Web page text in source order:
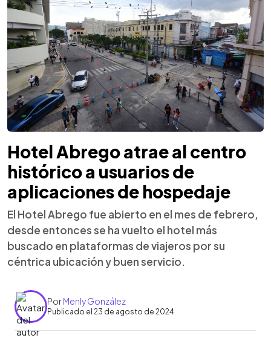
Hotel Abrego atrae al centro
histórico a usuarios de
aplicaciones de hospedaje
El Hotel Abrego fue abierto en el mes de febrero,
desde entonces se ha vuelto el hotel más
buscado en plataformas de viajeros por su
céntrica ubicación y buen servicio.
PorMenly González
Publicado el 23 de agosto de 2024